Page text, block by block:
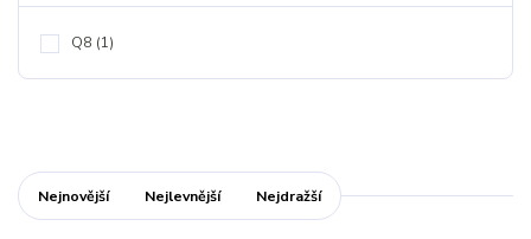
Q8 (1)
Nejnovější Nejlevnější Nejdražší